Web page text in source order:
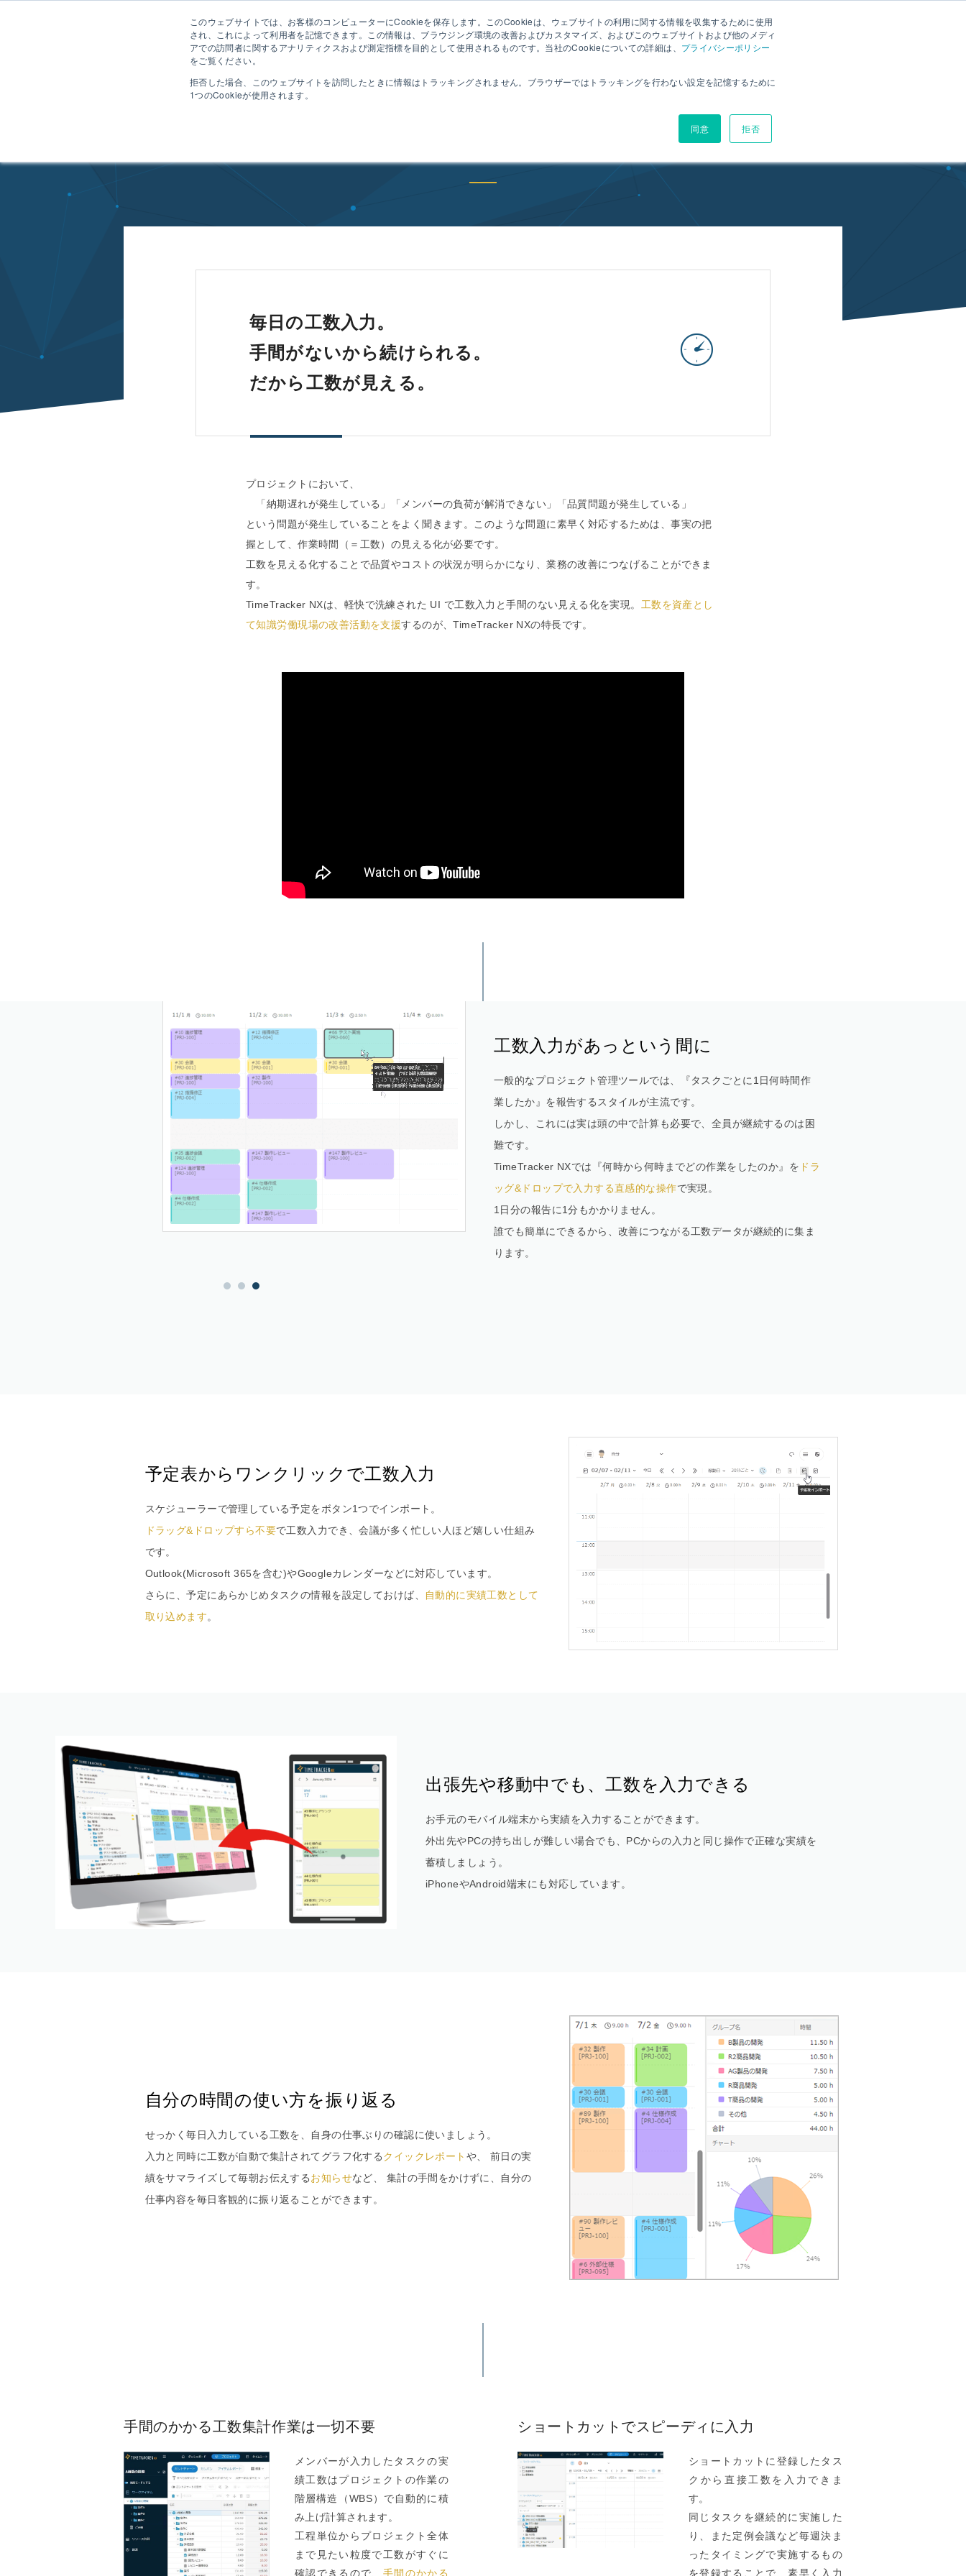
このウェブサイトでは、お客様のコンピューターにCookieを保存します。このCookieは、ウェブサイトの利用に関する情報を収集するために使用
され、これによって利用者を記憶できます。この情報は、ブラウジング環境の改善およびカスタマイズ、およびこのウェブサイトおよび他のメディ
アでの訪問者に関するアナリティクスおよび測定指標を目的として使用されるものです。当社のCookieについての詳細は、 プライバシーポリシー
をご覧ください。
拒否した場合、このウェブサイトを訪問したときに情報はトラッキングされません。ブラウザーではトラッキングを行わない設定を記憶するために
1つのCookieが使用されます。
同意 拒否
セミナー RX資料ダウンロード
ドラッグ&ドロップで工数入力
毎日の工数入力。
手間がないから続けられる。
だから工数が見える。
プロジェクトにおいて、
「納期遅れが発生している」「メンバーの負荷が解消できない」「品質問題が発生している」
という問題が発生していることをよく聞きます。このような問題に素早く対応するためは、事実の把
握として、作業時間（＝工数）の見える化が必要です。
工数を見える化することで品質やコストの状況が明らかになり、業務の改善につなげることができま
す。
TimeTracker NXは、軽快で洗練された UI で工数入力と手間のない見える化を実現。 工数を資産とし
て知識労働現場の改善活動を支援するのが、TimeTracker NXの特長です。
工数入力があっという間に
一般的なプロジェクト管理ツールでは、『タスクごとに1日何時間作
業したか』を報告するスタイルが主流です。
しかし、これには実は頭の中で計算も必要で、全員が継続するのは困
難です。
TimeTracker NXでは『何時から何時までどの作業をしたのか』を ドラ
ッグ&ドロップで入力する直感的な操作で実現。
1日分の報告に1分もかかりません。
誰でも簡単にできるから、改善につながる工数データが継続的に集ま
ります。
予定表からワンクリックで工数入力
スケジューラーで管理している予定をボタン1つでインポート。
ドラッグ&ドロップすら不要で工数入力でき、会議が多く忙しい人ほど嬉しい仕組み
です。
Outlook(Microsoft 365を含む)やGoogleカレンダーなどに対応しています。
さらに、予定にあらかじめタスクの情報を設定しておけば、
自動的に実績工数として
取り込めます。
出張先や移動中でも、工数を入力できる
お手元のモバイル端末から実績を入力することができます。
外出先やPCの持ち出しが難しい場合でも、PCからの入力と同じ操作で正確な実績を
蓄積しましょう。
iPhoneやAndroid端末にも対応しています。
自分の時間の使い方を振り返る
せっかく毎日入力している工数を、自身の仕事ぶりの確認に使いましょう。
入力と同時に工数が自動で集計されてグラフ化するクイックレポート や、 前日の実
績をサマライズして毎朝お伝えするお知らせなど、 集計の手間をかけずに、自分の
仕事内容を毎日客観的に振り返ることができます。
手間のかかる工数集計作業は一切不要
メンバーが入力したタスクの実
績工数はプロジェクトの作業の
階層構造（WBS）で自動的に積
み上げ計算されます。
工程単位からプロジェクト全体
まで見たい粒度で工数がすぐに
確認できるので、 手間のかかる
ショートカットでスピーディに入力
ショートカットに登録したタス
クから直接工数を入力できま
す。
同じタスクを継続的に実施した
り、また定例会議など毎週決ま
ったタイミングで実施するもの
を登録することで、素早く入力